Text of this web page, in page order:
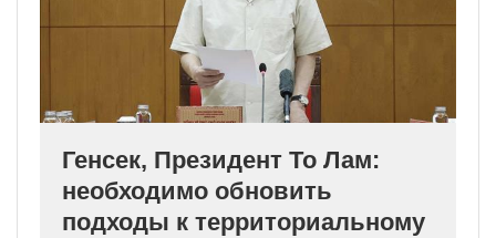
Генсек, Президент То Лам:
необходимо обновить
подходы к территориальному